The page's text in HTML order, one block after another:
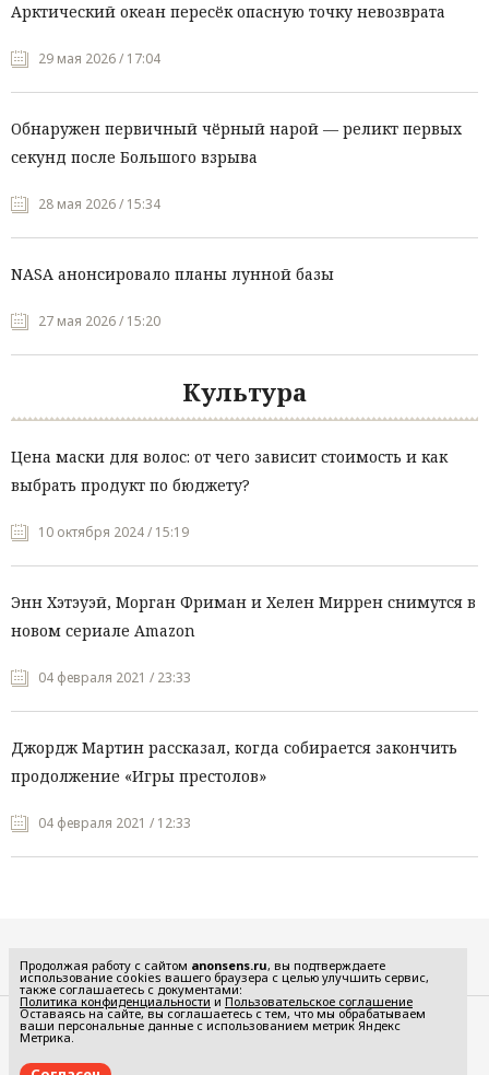
Арктический океан пересёк опасную точку невозврата
29 мая 2026 / 17:04
Обнаружен первичный чёрный нарой — реликт первых
секунд после Большого взрыва
28 мая 2026 / 15:34
NASA анонсировало планы лунной базы
27 мая 2026 / 15:20
Культура
Цена маски для волос: от чего зависит стоимость и как
выбрать продукт по бюджету?
10 октября 2024 / 15:19
Энн Хэтэуэй, Морган Фриман и Хелен Миррен снимутся в
новом сериале Amazon
04 февраля 2021 / 23:33
Джордж Мартин рассказал, когда собирается закончить
продолжение «Игры престолов»
04 февраля 2021 / 12:33
Редакция
Реклама
Продолжая работу с сайтом anonsens.ru, вы подтверждаете
использование cookies вашего браузера с целью улучшить сервис,
также соглашаетесь с документами:
Политика конфиденциальности и Пользовательское соглашение
Оставаясь на сайте, вы соглашаетесь с тем, что мы обрабатываем
ваши персональные данные с использованием метрик Яндекс
Метрика.